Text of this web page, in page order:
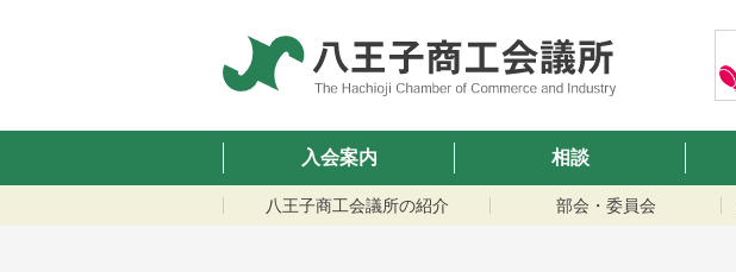
入会案内 相談
八王子商工会議所の紹介 部会・委員会